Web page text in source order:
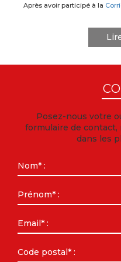
Après avoir participé à la
Posez-nous votre
formulaire de contact,
dans les